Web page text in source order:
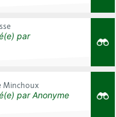
par
Minchoux
parAnonyme